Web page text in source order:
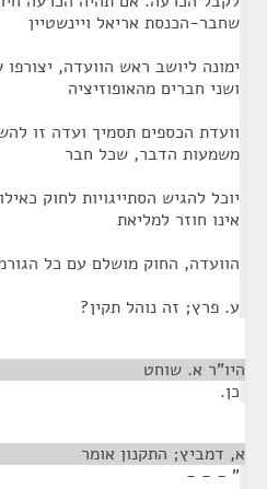
שחבר-הכנסת אריאל ויינשטיין
ימונה ליושב ראש הוועדה,
ושני חברים מהאופוזיציה
וועדת הכספים תסמיך ועדה זו
משמעות הדבר, שכל חבר
יוכל להגיש הסתייגויות לחוק
אינו חוזר למליאת
הוועדה, החוק מושלם עם כל
ע. פרץ; זה נוהל תקין?
היו"ר א. שוחט
כן.
א, דמביץ; התקנון אומר
" - - -